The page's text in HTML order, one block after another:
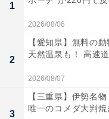
1
2026/08/06
2
【愛知県】無料の
天然温泉も！ 高速
2026/08/07
3
【三重県】伊勢名
唯一のコメダ大判焼